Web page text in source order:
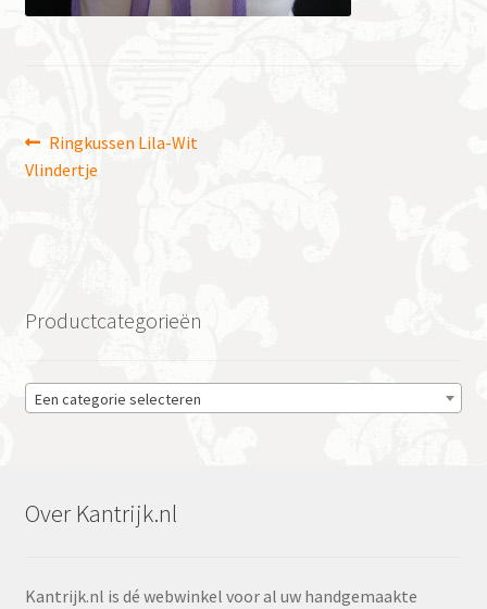
Bericht
navigatie
Vorig
bericht:
Ringkussen Lila-Wit
Vlindertje
Productcategorieën
Een categorie selecteren
Over Kantrijk.nl
Kantrijk.nl is dé webwinkel voor al uw handgemaakte